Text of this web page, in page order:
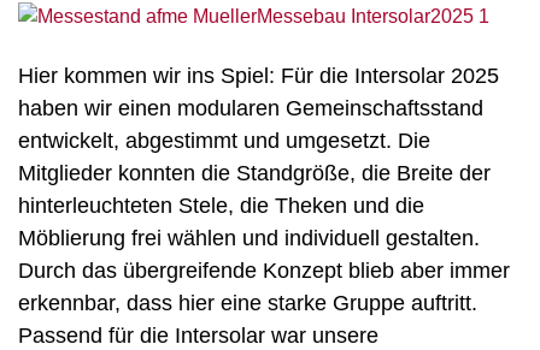
Hier kommen wir ins Spiel: Für die Intersolar 2025
haben wir einen modularen Gemeinschaftsstand
entwickelt, abgestimmt und umgesetzt. Die
Mitglieder konnten die Standgröße, die Breite der
hinterleuchteten Stele, die Theken und die
Möblierung frei wählen und individuell gestalten.
Durch das übergreifende Konzept blieb aber immer
erkennbar, dass hier eine starke Gruppe auftritt.
Passend für die Intersolar war unsere